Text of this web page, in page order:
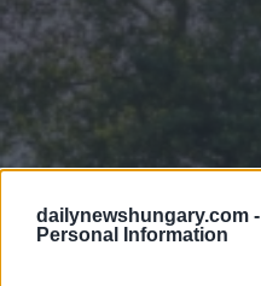
dailynewshungary.com -
Personal Information